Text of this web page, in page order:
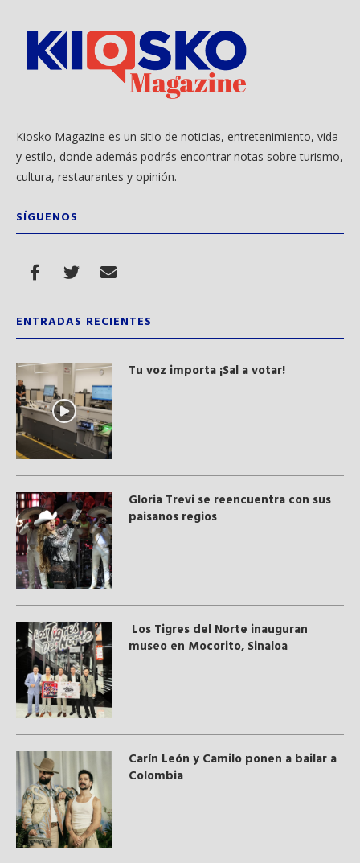
Kiosko Magazine es un sitio de noticias, entretenimiento, vida
y estilo, donde además podrás encontrar notas sobre turismo,
cultura, restaurantes y opinión.
SÍGUENOS
ENTRADAS RECIENTES
Tu voz importa ¡Sal a votar!
Gloria Trevi se reencuentra con sus
paisanos regios
Los Tigres del Norte inauguran
museo en Mocorito, Sinaloa
Carín León y Camilo ponen a bailar a
Colombia